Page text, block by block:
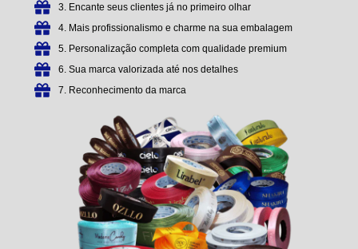
3. Encante seus clientes já no primeiro olhar
4. Mais profissionalismo e charme na sua embalagem
5. Personalização completa com qualidade premium
6. Sua marca valorizada até nos detalhes
7. Reconhecimento da marca